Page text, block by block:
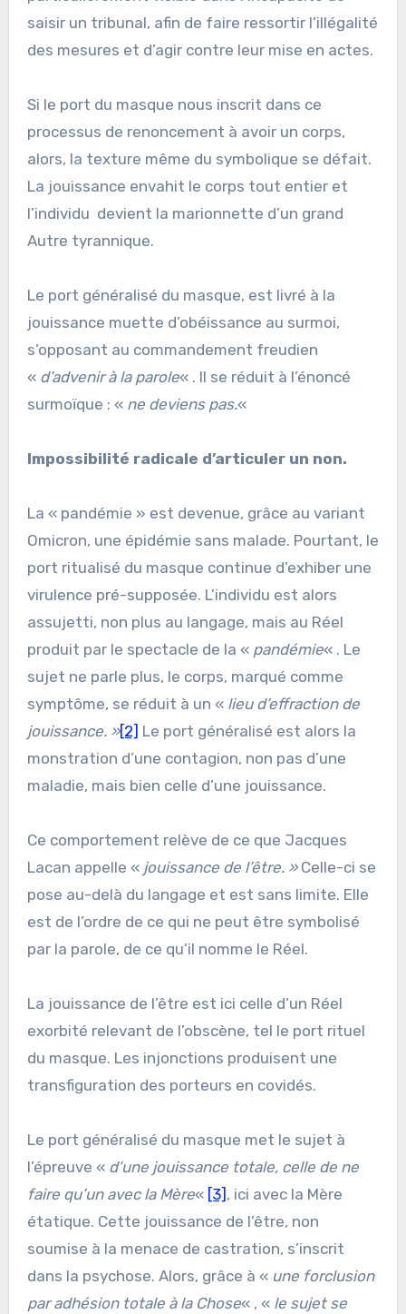
saisir un tribunal, afin de faire ressortir l’illégalité
des mesures et d’agir contre leur mise en actes.
Si le port du masque nous inscrit dans ce
processus de renoncement à avoir un corps,
alors, la texture même du symbolique se défait.
La jouissance envahit le corps tout entier et
l’individu devient la marionnette d’un grand
Autre tyrannique.
Le port généralisé du masque, est livré à la
jouissance muette d’obéissance au surmoi,
s’opposant au commandement freudien
« d’advenir à la parole« . Il se réduit à l’énoncé
surmoïque : « ne deviens pas.«
Impossibilité radicale d’articuler un non.
La « pandémie » est devenue, grâce au variant
Omicron, une épidémie sans malade. Pourtant, le
port ritualisé du masque continue d’exhiber une
virulence pré-supposée. L’individu est alors
assujetti, non plus au langage, mais au Réel
produit par le spectacle de la « pandémie« . Le
sujet ne parle plus, le corps, marqué comme
symptôme, se réduit à un « lieu d’effraction de
jouissance. »[2] Le port généralisé est alors la
monstration d’une contagion, non pas d’une
maladie, mais bien celle d’une jouissance.
Ce comportement relève de ce que Jacques
Lacan appelle « jouissance de l’être. » Celle-ci se
pose au-delà du langage et est sans limite. Elle
est de l’ordre de ce qui ne peut être symbolisé
par la parole, de ce qu’il nomme le Réel.
La jouissance de l’être est ici celle d’un Réel
exorbité relevant de l’obscène, tel le port rituel
du masque. Les injonctions produisent une
transfiguration des porteurs en covidés.
Le port généralisé du masque met le sujet à
l’épreuve « d’une jouissance totale, celle de ne
faire qu’un avec la Mère« [3] , ici avec la Mère
étatique. Cette jouissance de l’être, non
soumise à la menace de castration, s’inscrit
dans la psychose. Alors, grâce à « une forclusion
par adhésion totale à la Chose« , « le sujet se